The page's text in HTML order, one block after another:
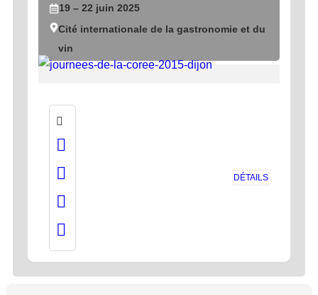
19 – 22 juin 2025
Cité internationale de la gastronomie et du
vin
DÉTAILS